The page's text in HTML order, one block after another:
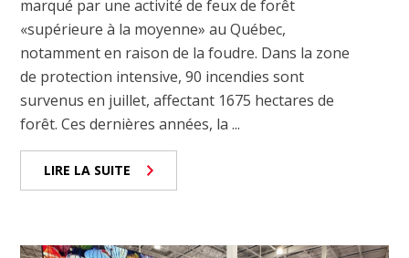
marqué par une activité de feux de forêt
«supérieure à la moyenne» au Québec,
notamment en raison de la foudre. Dans la zone
de protection intensive, 90 incendies sont
survenus en juillet, affectant 1675 hectares de
forêt. Ces dernières années, la ...
LIRE LA SUITE